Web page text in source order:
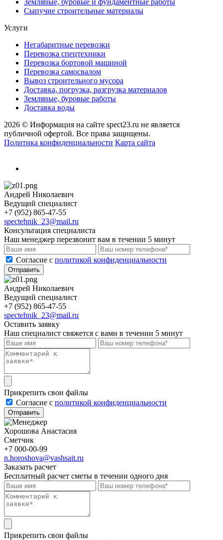
Сыпучие строительные материалы
Услуги
Негабаритные перевозки
Перевозка спецтехники
Перевозка бортовой машиной
Перевозка самосвалом
Вывоз строительного мусора
Доставка, погрузка, разгрузка материалов
Земляные, буровые работы
Доставка воды
2026 © Информация на сайте spect23.ru не является
публичной офертой. Все права защищены.
Политика конфиденциальности Карта сайта
Андрей Николаевич
Ведущий специалист
+7 (952) 865-47-55
spectehnik_23@mail.ru
Консультация специалиста
Наш менеджер перезвонит вам в течении 5 минут
Cогласие с политикой конфиденциальности
Отправить
Андрей Николаевич
Ведущий специалист
+7 (952) 865-47-55
spectehnik_23@mail.ru
Оставить заявку
Наш специалист свяжется с вами в течении 5 минут
Прикрепить свои файлы
Cогласие с политикой конфиденциальности
Отправить
Хорошова Анастасия
Сметчик
+7 000-00-99
n.horoshova@vashsait.ru
Заказать расчет
Бесплатный расчет сметы в течении одного дня
Прикрепить свои файлы